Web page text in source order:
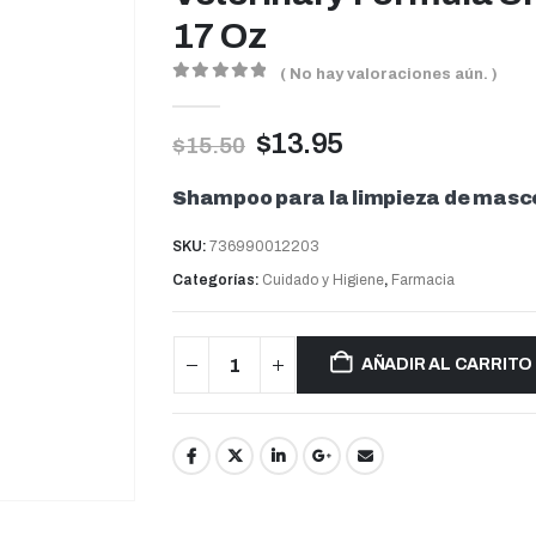
17 Oz
( No hay valoraciones aún. )
$15.50 $13.95
Shampoo para la limpieza de
SKU: 736990012203
Categorías: Cuidado y Higiene, Farmacia
AÑADIR AL CARRITO